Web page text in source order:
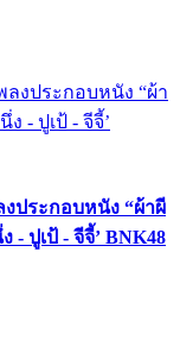
ประกอบหนัง “ผ้าผี
- ปูเป้ - จีจี้’ BNK48